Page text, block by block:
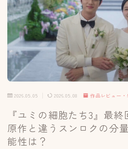
2026.05.05 2026.05.08 作品レビュー・
『ユミの細胞たち3』最終
原作と違うスンロクの分
能性は？